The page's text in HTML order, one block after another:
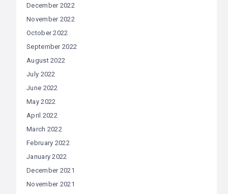
December 2022
November 2022
October 2022
September 2022
August 2022
July 2022
June 2022
May 2022
April 2022
March 2022
February 2022
January 2022
December 2021
November 2021